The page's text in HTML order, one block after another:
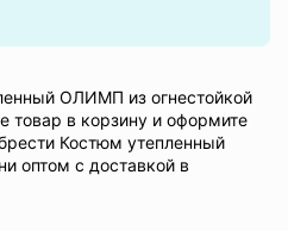
ОЛИМП из огнестойкой
товар в корзину и оформите
Костюм утепленный
оптом с доставкой в